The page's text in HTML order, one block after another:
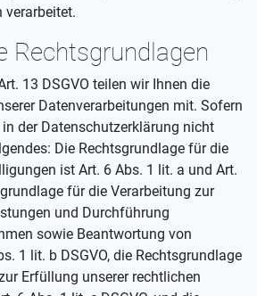
verarbeitet.
Rechtsgrundlagen
13 DSGVO teilen wir Ihnen die
Datenverarbeitungen mit. Sofern
der Datenschutzerklärung nicht
Die Rechtsgrundlage für die
ist Art. 6 Abs. 1 lit. a und Art.
für die Verarbeitung zur
und Durchführung
sowie Beantwortung von
1 lit. b DSGVO, die Rechtsgrundlage
Erfüllung unserer rechtlichen